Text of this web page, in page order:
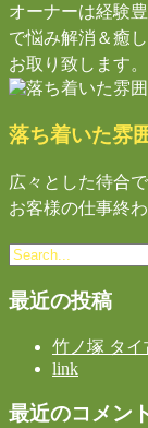
オーナーは経験
で悩み解消＆癒
お取り致します。
落ち着いた雰
広々とした待合
お客様の仕事終
最近の投稿
竹ノ塚 タ
link
最近のコメン